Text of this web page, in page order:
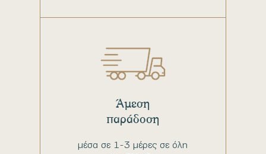
μέσα σε 1-3 μέρες σε όλη
Άμεση
παράδοση